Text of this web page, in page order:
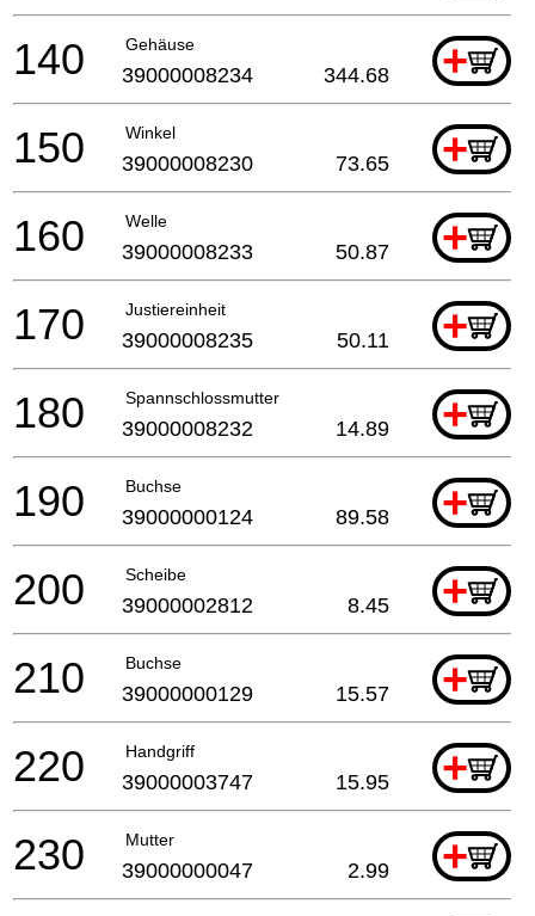
Gehäuse +
140 39000008234 344.68
Winkel +
150 39000008230 73.65
Welle +
160 39000008233 50.87
Justiereinheit +
170 39000008235 50.11
Spannschlossmutter +
180 39000008232 14.89
Buchse +
190 39000000124 89.58
Scheibe +
200 39000002812 8.45
Buchse +
210 39000000129 15.57
Handgriff +
220 39000003747 15.95
Mutter +
230 39000000047 2.99